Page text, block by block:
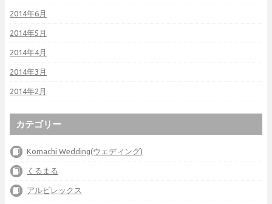
2014年6月
2014年5月
2014年4月
2014年3月
2014年2月
カテゴリー
Komachi Wedding(ウェディング)
くるまる
アルビレックス